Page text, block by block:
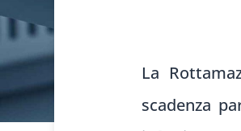
La
scadenza